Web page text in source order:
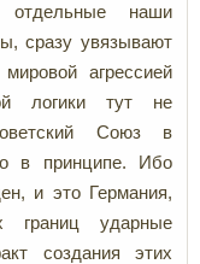
отдельные наши
сразу увязывают
агрессией
логики тут не
Союз в
в принципе. Ибо
и это Германия,
границ ударные
создания этих